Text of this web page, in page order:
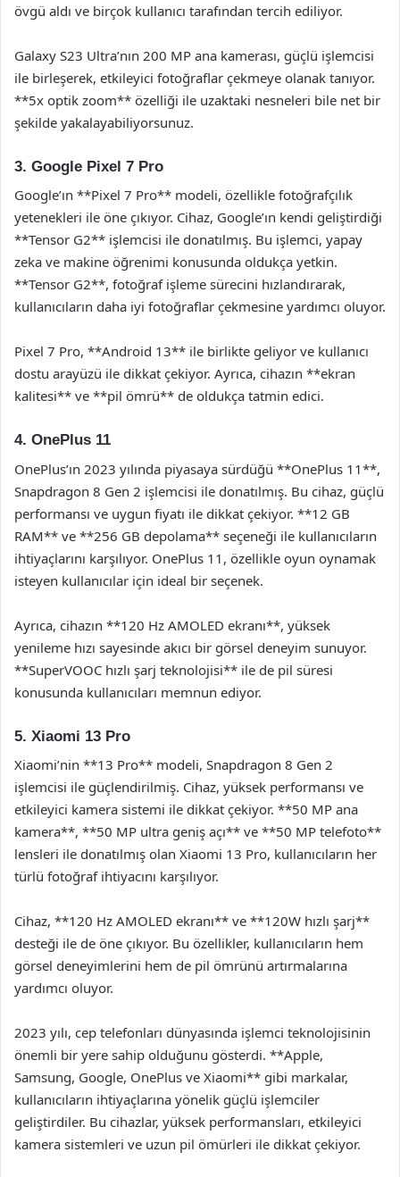
övgü aldı ve birçok kullanıcı tarafından tercih ediliyor.
Galaxy S23 Ultra’nın 200 MP ana kamerası, güçlü işlemcisi
ile birleşerek, etkileyici fotoğraflar çekmeye olanak tanıyor.
**5x optik zoom** özelliği ile uzaktaki nesneleri bile net bir
şekilde yakalayabiliyorsunuz.
3. Google Pixel 7 Pro
Google’ın **Pixel 7 Pro** modeli, özellikle fotoğrafçılık
yetenekleri ile öne çıkıyor. Cihaz, Google’ın kendi geliştirdiği
**Tensor G2** işlemcisi ile donatılmış. Bu işlemci, yapay
zeka ve makine öğrenimi konusunda oldukça yetkin.
**Tensor G2**, fotoğraf işleme sürecini hızlandırarak,
kullanıcıların daha iyi fotoğraflar çekmesine yardımcı oluyor.
Pixel 7 Pro, **Android 13** ile birlikte geliyor ve kullanıcı
dostu arayüzü ile dikkat çekiyor. Ayrıca, cihazın **ekran
kalitesi** ve **pil ömrü** de oldukça tatmin edici.
4. OnePlus 11
OnePlus’ın 2023 yılında piyasaya sürdüğü **OnePlus 11**,
Snapdragon 8 Gen 2 işlemcisi ile donatılmış. Bu cihaz, güçlü
performansı ve uygun fiyatı ile dikkat çekiyor. **12 GB
RAM** ve **256 GB depolama** seçeneği ile kullanıcıların
ihtiyaçlarını karşılıyor. OnePlus 11, özellikle oyun oynamak
isteyen kullanıcılar için ideal bir seçenek.
Ayrıca, cihazın **120 Hz AMOLED ekranı**, yüksek
yenileme hızı sayesinde akıcı bir görsel deneyim sunuyor.
**SuperVOOC hızlı şarj teknolojisi** ile de pil süresi
konusunda kullanıcıları memnun ediyor.
5. Xiaomi 13 Pro
Xiaomi’nin **13 Pro** modeli, Snapdragon 8 Gen 2
işlemcisi ile güçlendirilmiş. Cihaz, yüksek performansı ve
etkileyici kamera sistemi ile dikkat çekiyor. **50 MP ana
kamera**, **50 MP ultra geniş açı** ve **50 MP telefoto**
lensleri ile donatılmış olan Xiaomi 13 Pro, kullanıcıların her
türlü fotoğraf ihtiyacını karşılıyor.
Cihaz, **120 Hz AMOLED ekranı** ve **120W hızlı şarj**
desteği ile de öne çıkıyor. Bu özellikler, kullanıcıların hem
görsel deneyimlerini hem de pil ömrünü artırmalarına
yardımcı oluyor.
2023 yılı, cep telefonları dünyasında işlemci teknolojisinin
önemli bir yere sahip olduğunu gösterdi. **Apple,
Samsung, Google, OnePlus ve Xiaomi** gibi markalar,
kullanıcıların ihtiyaçlarına yönelik güçlü işlemciler
geliştirdiler. Bu cihazlar, yüksek performansları, etkileyici
kamera sistemleri ve uzun pil ömürleri ile dikkat çekiyor.